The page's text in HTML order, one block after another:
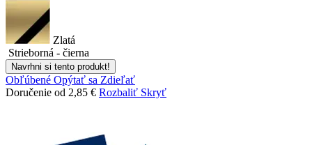
Zlatá
Strieborná - čierna
Navrhni si tento produkt!
Obľúbené Opýtať sa Zdieľať
Doručenie od 2,85 € Rozbaliť Skryť